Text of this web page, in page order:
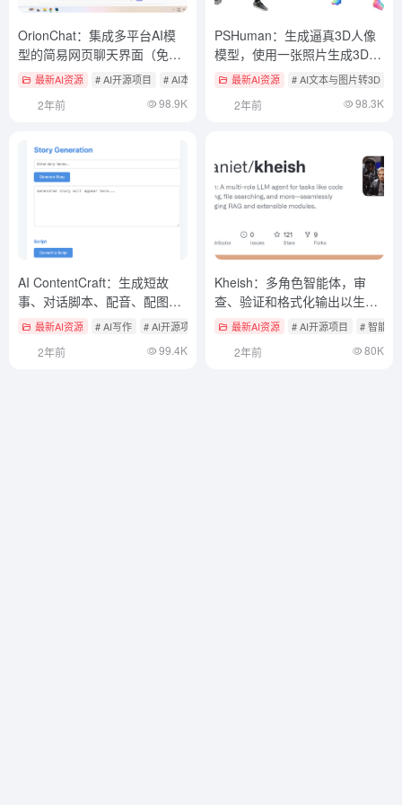
OrionChat：集成多平台AI模
型的简易网页聊天界面（免部
署）最新AI资源 # AI开源项目 # AI本地化聊天应用
2年前 98.9K
PSHuman：生成逼真3D人像
模型，使用一张照片生成3D人
建模最新AI资源 # AI文本与图片转3D
2年前 98.3K
AI ContentCraft：生成短故
事、对话脚本、配音、配图的
多功能AI内容创作工具
最新AI资源 # AI写作 # AI开源项目
2年前 99.4K
Kheish：多角色智能体，审
查、验证和格式化输出以生成
高质量结果
最新AI资源 # AI开源项目 # 智能体
2年前 80K